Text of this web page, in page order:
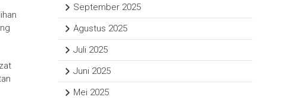
September 2025
Agustus 2025
Juli 2025
Juni 2025
Mei 2025